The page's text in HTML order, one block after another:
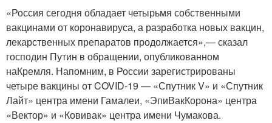
«Россия сегодня обладает четырьмя собственными
вакцинами от коронавируса, а разработка новых вакцин,
лекарственных препаратов продолжается»,— сказал
господин Путин в обращении, опубликованном
наКремля. Напомним, в России зарегистрированы
четыре вакцины от COVID-19 — «Спутник V» и «Спутник
Лайт» центра имени Гамалеи, «ЭпиВакКорона» центра
«Вектор» и «Ковивак» центра имени Чумакова.